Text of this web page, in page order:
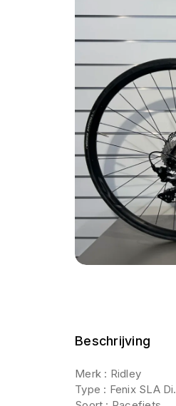
Beschrijving
Merk : Ridley
Type : Fenix SLA Di.